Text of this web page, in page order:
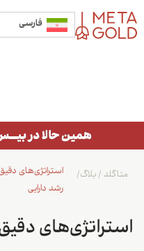
فارسی
استراتژی‌های
رشد دارایی
متاگلد /بلاگ/
استراتژی‌های